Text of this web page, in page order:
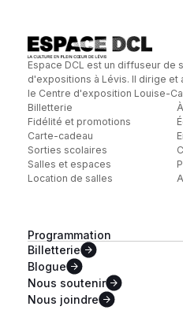
Espace DCL est un diffuseur de
d'expositions à Lévis. Il dirige et
le Centre d'exposition Louise-
Billetterie
Fidélité et promotions
Carte-cadeau
Sorties scolaires
Salles et espaces
Location de salles
Programmation
Billetterie
Blogue
Nous soutenir
Nous joindre